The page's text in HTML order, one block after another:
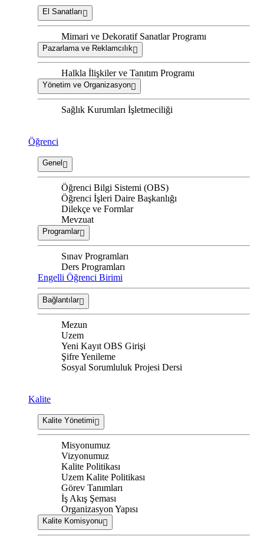
El Sanatları
Mimari ve Dekoratif Sanatlar Programı
Pazarlama ve Reklamcılık
Halkla İlişkiler ve Tanıtım Programı
Yönetim ve Organizasyon
Sağlık Kurumları İşletmeciliği
Öğrenci
Genel
Öğrenci Bilgi Sistemi (OBS)
Öğrenci İşleri Daire Başkanlığı
Dilekçe ve Formlar
Mevzuat
Programlar
Sınav Programları
Ders Programları
Engelli Öğrenci Birimi
Bağlantılar
Mezun
Uzem
Yeni Kayıt OBS Girişi
Şifre Yenileme
Sosyal Sorumluluk Projesi Dersi
Kalite
Kalite Yönetimi
Misyonumuz
Vizyonumuz
Kalite Politikası
Uzem Kalite Politikası
Görev Tanımları
İş Akış Şeması
Organizasyon Yapısı
Kalite Komisyonu